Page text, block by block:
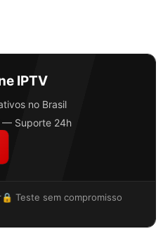
IPTV
no Brasil
— Suporte 24h
🔒 Teste sem compromisso